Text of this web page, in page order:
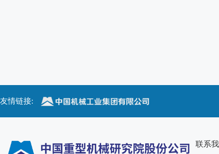
友情链接:
联系